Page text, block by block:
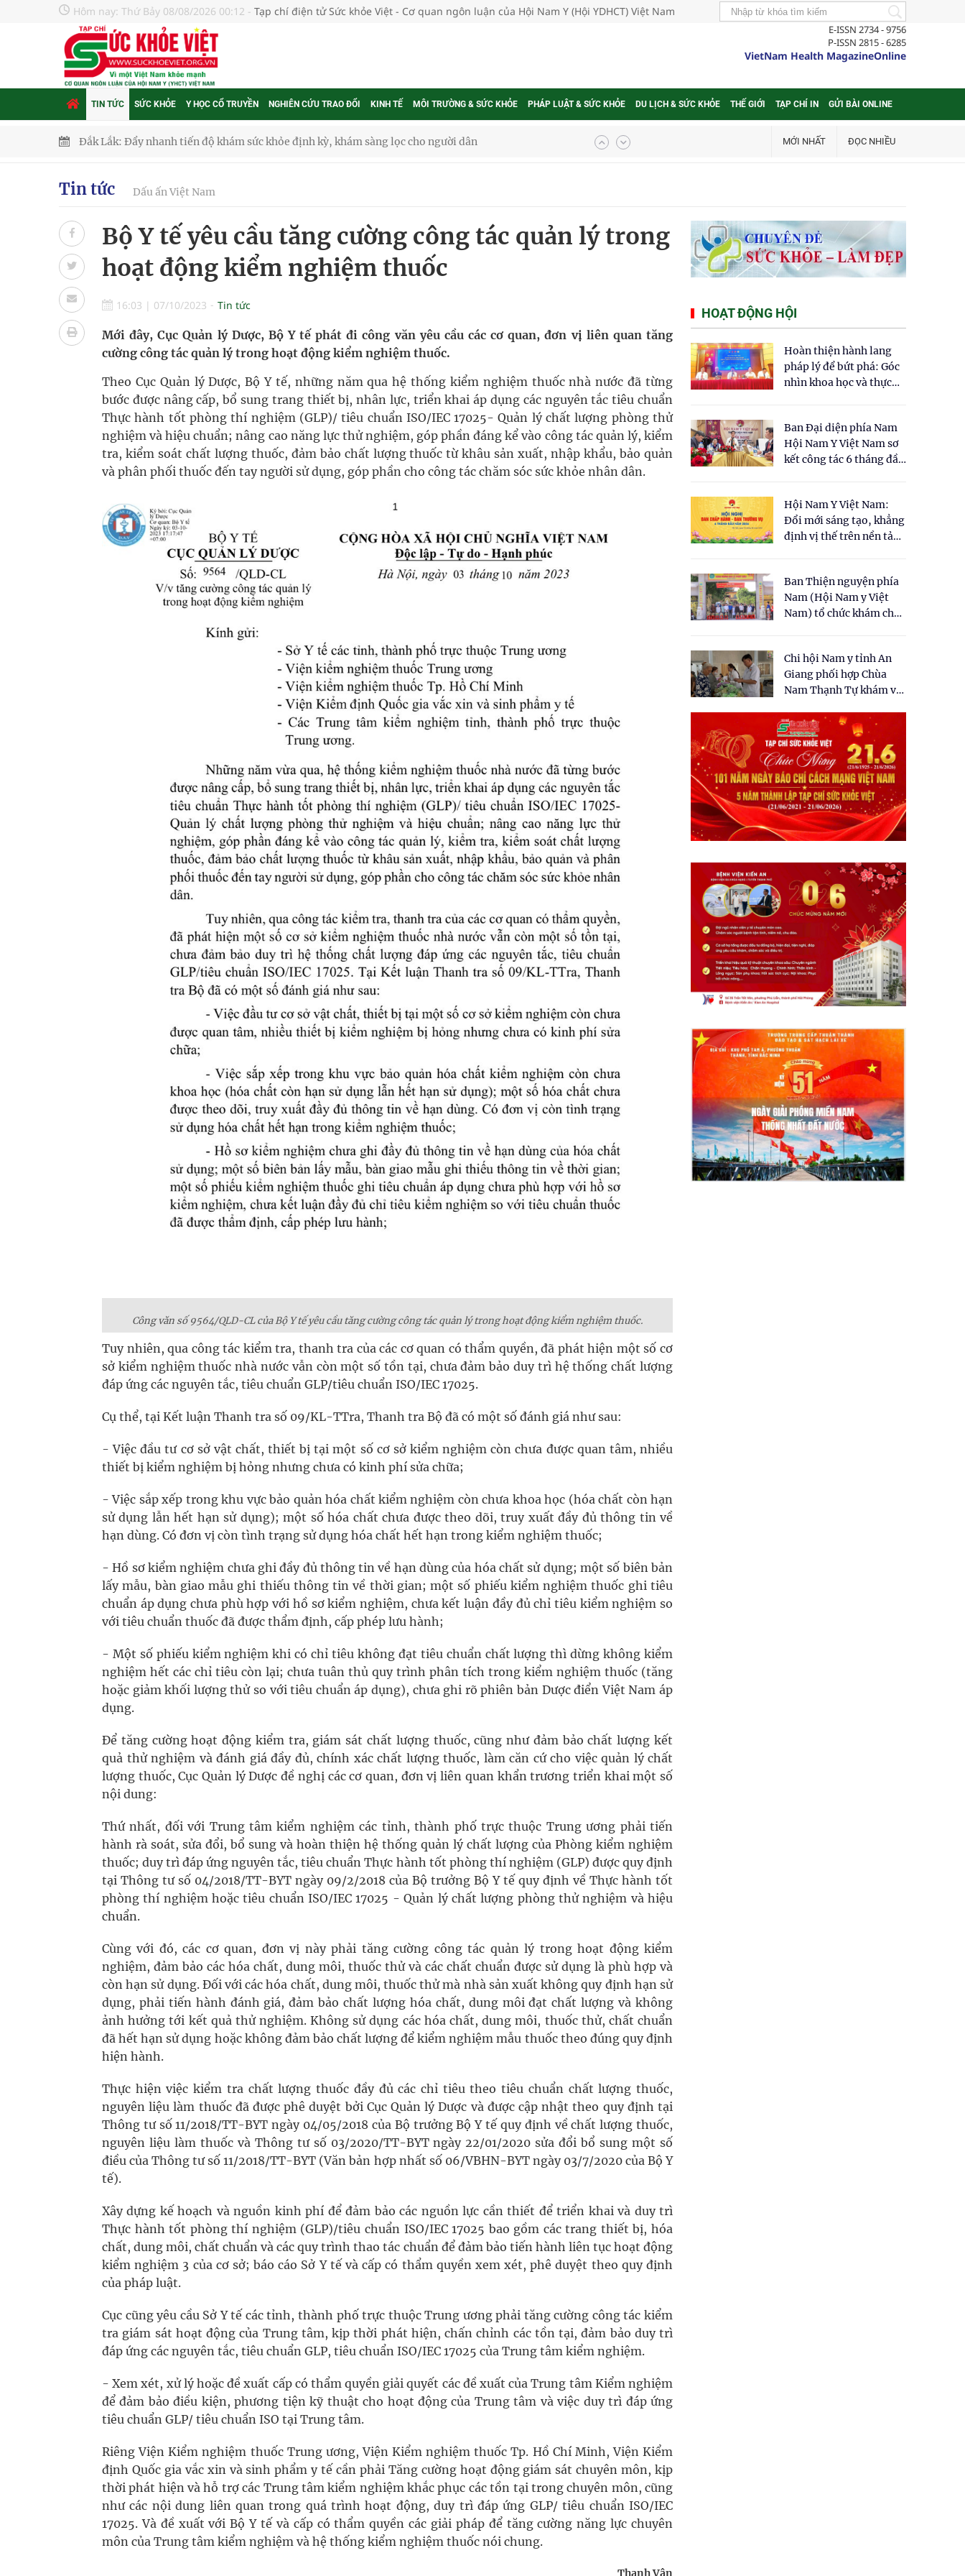
Hôm nay: Thứ Bảy 08/08/2026 00:12 - Tạp chí điện tử Sức khỏe Việt - Cơ quan ngôn luận của Hội Nam Y (Hội YDHCT) Việt Nam
E-ISSN 2734 - 9756
P-ISSN 2815 - 6285
VietNam Health MagazineOnline
TIN TỨC SỨC KHỎE Y HỌC CỔ TRUYỀN NGHIÊN CỨU TRAO ĐỔI KINH TẾ MÔI TRƯỜNG & SỨC KHỎE PHÁP LUẬT & SỨC KHỎE DU LỊCH & SỨC KHỎE THẾ GIỚI TẠP CHÍ IN GỬI BÀI ONLINE
Tỷ lệ tật khúc xạ ở trẻ gia tăng: Khuyến nghị của chuyên gia
Nhiều lợi thế để nâng chất lượng y tế
Vương Thành Công: Khi việc học bắt đầu từ trải nghiệm thực tế
Chấn chỉnh hoạt động kinh doanh dược liệu
Tác Dụng Chống Kết Tập Tiểu Cầu Và Chống Đông Máu Của Các Loài Nhân Sâm (Panax Spp.): Tổng
Quan Bằng Chứng Dược Lý Và Cơ Chế Phân Tử
Xây dựng bản đồ mạng lưới cấp cứu ngoại viện toàn quốc
Dự báo thời tiết ngày 08/8/2026: Bắc Bộ nắng nóng, nhiệt độ cao nhất 35 độ
MỚI NHẤT ĐỌC NHIỀU
Tin tức Dấu ấn Việt Nam
Bộ Y tế yêu cầu tăng cường công tác quản lý trong
hoạt động kiểm nghiệm thuốc
16:03 | 07/10/2023 Tin tức
Mới đây, Cục Quản lý Dược, Bộ Y tế phát đi công văn yêu cầu các cơ quan, đơn vị liên quan tăng
cường công tác quản lý trong hoạt động kiểm nghiệm thuốc.
Theo Cục Quản lý Dược, Bộ Y tế, những năm qua hệ thống kiểm nghiệm thuốc nhà nước đã từng
bước được nâng cấp, bổ sung trang thiết bị, nhân lực, triển khai áp dụng các nguyên tắc tiêu chuẩn
Thực hành tốt phòng thí nghiệm (GLP)/ tiêu chuẩn ISO/IEC 17025- Quản lý chất lượng phòng thử
nghiệm và hiệu chuẩn; nâng cao năng lực thử nghiệm, góp phần đáng kể vào công tác quản lý, kiểm
tra, kiểm soát chất lượng thuốc, đảm bảo chất lượng thuốc từ khâu sản xuất, nhập khẩu, bảo quản
và phân phối thuốc đến tay người sử dụng, góp phần cho công tác chăm sóc sức khỏe nhân dân.
Công văn số 9564/QLD-CL của Bộ Y tế yêu cầu tăng cường công tác quản lý trong hoạt động kiểm nghiệm thuốc.
Tuy nhiên, qua công tác kiểm tra, thanh tra của các cơ quan có thẩm quyền, đã phát hiện một số cơ
sở kiểm nghiệm thuốc nhà nước vẫn còn một số tồn tại, chưa đảm bảo duy trì hệ thống chất lượng
đáp ứng các nguyên tắc, tiêu chuẩn GLP/tiêu chuẩn ISO/IEC 17025.
Cụ thể, tại Kết luận Thanh tra số 09/KL-TTra, Thanh tra Bộ đã có một số đánh giá như sau:
- Việc đầu tư cơ sở vật chất, thiết bị tại một số cơ sở kiểm nghiệm còn chưa được quan tâm, nhiều
thiết bị kiểm nghiệm bị hỏng nhưng chưa có kinh phí sửa chữa;
- Việc sắp xếp trong khu vực bảo quản hóa chất kiểm nghiệm còn chưa khoa học (hóa chất còn hạn
sử dụng lẫn hết hạn sử dụng); một số hóa chất chưa được theo dõi, truy xuất đầy đủ thông tin về
hạn dùng. Có đơn vị còn tình trạng sử dụng hóa chất hết hạn trong kiểm nghiệm thuốc;
- Hồ sơ kiểm nghiệm chưa ghi đầy đủ thông tin về hạn dùng của hóa chất sử dụng; một số biên bản
lấy mẫu, bàn giao mẫu ghi thiếu thông tin về thời gian; một số phiếu kiểm nghiệm thuốc ghi tiêu
chuẩn áp dụng chưa phù hợp với hồ sơ kiểm nghiệm, chưa kết luận đầy đủ chỉ tiêu kiểm nghiệm so
với tiêu chuẩn thuốc đã được thẩm định, cấp phép lưu hành;
- Một số phiếu kiểm nghiệm khi có chỉ tiêu không đạt tiêu chuẩn chất lượng thì dừng không kiểm
nghiệm hết các chỉ tiêu còn lại; chưa tuân thủ quy trình phân tích trong kiểm nghiệm thuốc (tăng
hoặc giảm khối lượng thử so với tiêu chuẩn áp dụng), chưa ghi rõ phiên bản Dược điển Việt Nam áp
dụng.
Để tăng cường hoạt động kiểm tra, giám sát chất lượng thuốc, cũng như đảm bảo chất lượng kết
quả thử nghiệm và đánh giá đầy đủ, chính xác chất lượng thuốc, làm căn cứ cho việc quản lý chất
lượng thuốc, Cục Quản lý Dược đề nghị các cơ quan, đơn vị liên quan khẩn trương triển khai một số
nội dung:
Thứ nhất, đối với Trung tâm kiểm nghiệm các tỉnh, thành phố trực thuộc Trung ương phải tiến
hành rà soát, sửa đổi, bổ sung và hoàn thiện hệ thống quản lý chất lượng của Phòng kiểm nghiệm
thuốc; duy trì đáp ứng nguyên tắc, tiêu chuẩn Thực hành tốt phòng thí nghiệm (GLP) được quy định
tại Thông tư số 04/2018/TT-BYT ngày 09/2/2018 của Bộ trưởng Bộ Y tế quy định về Thực hành tốt
phòng thí nghiệm hoặc tiêu chuẩn ISO/IEC 17025 - Quản lý chất lượng phòng thử nghiệm và hiệu
chuẩn.
Cùng với đó, các cơ quan, đơn vị này phải tăng cường công tác quản lý trong hoạt động kiểm
nghiệm, đảm bảo các hóa chất, dung môi, thuốc thử và các chất chuẩn được sử dụng là phù hợp và
còn hạn sử dụng. Đối với các hóa chất, dung môi, thuốc thử mà nhà sản xuất không quy định hạn sử
dụng, phải tiến hành đánh giá, đảm bảo chất lượng hóa chất, dung môi đạt chất lượng và không
ảnh hưởng tới kết quả thử nghiệm. Không sử dụng các hóa chất, dung môi, thuốc thử, chất chuẩn
đã hết hạn sử dụng hoặc không đảm bảo chất lượng để kiểm nghiệm mẫu thuốc theo đúng quy định
hiện hành.
Thực hiện việc kiểm tra chất lượng thuốc đầy đủ các chỉ tiêu theo tiêu chuẩn chất lượng thuốc,
nguyên liệu làm thuốc đã được phê duyệt bởi Cục Quản lý Dược và được cập nhật theo quy định tại
Thông tư số 11/2018/TT-BYT ngày 04/05/2018 của Bộ trưởng Bộ Y tế quy định về chất lượng thuốc,
nguyên liệu làm thuốc và Thông tư số 03/2020/TT-BYT ngày 22/01/2020 sửa đổi bổ sung một số
điều của Thông tư số 11/2018/TT-BYT (Văn bản hợp nhất số 06/VBHN-BYT ngày 03/7/2020 của Bộ Y
tế).
Xây dựng kế hoạch và nguồn kinh phí để đảm bảo các nguồn lực cần thiết để triển khai và duy trì
Thực hành tốt phòng thí nghiệm (GLP)/tiêu chuẩn ISO/IEC 17025 bao gồm các trang thiết bị, hóa
chất, dung môi, chất chuẩn và các quy trình thao tác chuẩn để đảm bảo tiến hành liên tục hoạt động
kiểm nghiệm 3 của cơ sở; báo cáo Sở Y tế và cấp có thẩm quyền xem xét, phê duyệt theo quy định
của pháp luật.
Cục cũng yêu cầu Sở Y tế các tỉnh, thành phố trực thuộc Trung ương phải tăng cường công tác kiểm
tra giám sát hoạt động của Trung tâm, kịp thời phát hiện, chấn chỉnh các tồn tại, đảm bảo duy trì
đáp ứng các nguyên tắc, tiêu chuẩn GLP, tiêu chuẩn ISO/IEC 17025 của Trung tâm kiểm nghiệm.
- Xem xét, xử lý hoặc đề xuất cấp có thẩm quyền giải quyết các đề xuất của Trung tâm Kiểm nghiệm
để đảm bảo điều kiện, phương tiện kỹ thuật cho hoạt động của Trung tâm và việc duy trì đáp ứng
tiêu chuẩn GLP/ tiêu chuẩn ISO tại Trung tâm.
Riêng Viện Kiểm nghiệm thuốc Trung ương, Viện Kiểm nghiệm thuốc Tp. Hồ Chí Minh, Viện Kiểm
định Quốc gia vắc xin và sinh phẩm y tế cần phải Tăng cường hoạt động giám sát chuyên môn, kịp
thời phát hiện và hỗ trợ các Trung tâm kiểm nghiệm khắc phục các tồn tại trong chuyên môn, cũng
như các nội dung liên quan trong quá trình hoạt động, duy trì đáp ứng GLP/ tiêu chuẩn ISO/IEC
17025. Và đề xuất với Bộ Y tế và cấp có thẩm quyền các giải pháp để tăng cường năng lực chuyên
môn của Trung tâm kiểm nghiệm và hệ thống kiểm nghiệm thuốc nói chung.
Thanh Vân
HOẠT ĐỘNG HỘI
Hoàn thiện hành lang
pháp lý để bứt phá: Góc
nhìn khoa học và thực
cho Luật Y dược cổ
truyền Việt Nam"
Ban Đại diện phía Nam
Hội Nam Y Việt Nam sơ
kết công tác 6 tháng đầu
Hội Nam Y Việt Nam:
Đổi mới sáng tạo, khẳng
định vị thế trên nền tảng
Ban Thiện nguyện phía
Nam (Hội Nam y Việt
Nam) tổ chức khám chữa
dân tại xã Tân Tập
Chi hội Nam y tỉnh An
Giang phối hợp Chùa
Nam Thạnh Tự khám và
nhân dân